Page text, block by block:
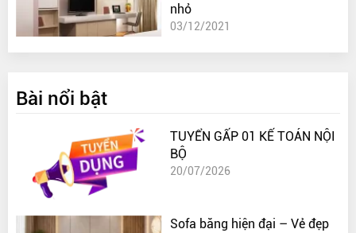
nhỏ
03/12/2021
Bài nổi bật
TUYỂN GẤP 01 KẾ TOÁN NỘI
BỘ
20/07/2026
Sofa băng hiện đại – Vẻ đẹp